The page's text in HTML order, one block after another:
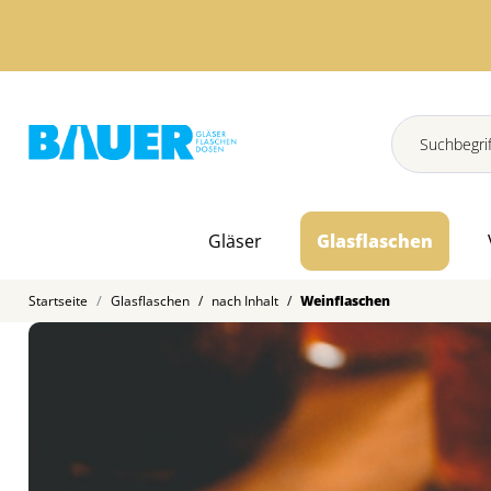
Gläser Glasflaschen
Startseite Glasflaschen / nach Inhalt / Weinflaschen